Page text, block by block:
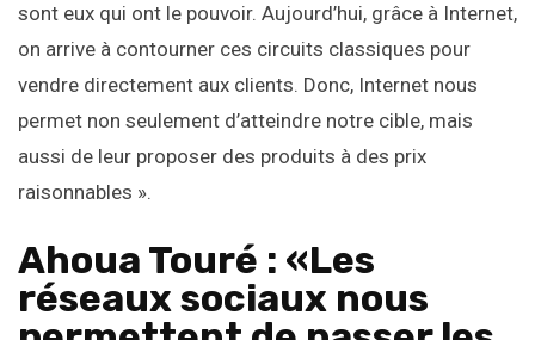
sont eux qui ont le pouvoir. Aujourd’hui, grâce à Internet,
on arrive à contourner ces circuits classiques pour
vendre directement aux clients. Donc, Internet nous
permet non seulement d’atteindre notre cible, mais
aussi de leur proposer des produits à des prix
raisonnables ».
Ahoua Touré : «Les
réseaux sociaux nous